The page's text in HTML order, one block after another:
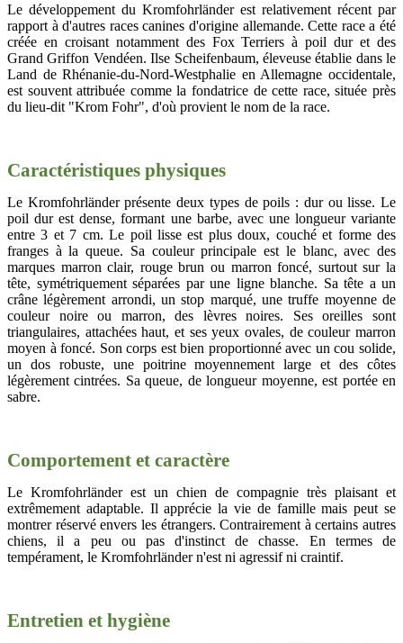
Le développement du Kromfohrländer est relativement récent par
rapport à d'autres races canines d'origine allemande. Cette race a été
créée en croisant notamment des Fox Terriers à poil dur et des
Grand Griffon Vendéen. Ilse Scheifenbaum, éleveuse établie dans le
Land de Rhénanie-du-Nord-Westphalie en Allemagne occidentale,
est souvent attribuée comme la fondatrice de cette race, située près
du lieu-dit "Krom Fohr", d'où provient le nom de la race.
Caractéristiques physiques
Le Kromfohrländer présente deux types de poils : dur ou lisse. Le
poil dur est dense, formant une barbe, avec une longueur variante
entre 3 et 7 cm. Le poil lisse est plus doux, couché et forme des
franges à la queue. Sa couleur principale est le blanc, avec des
marques marron clair, rouge brun ou marron foncé, surtout sur la
tête, symétriquement séparées par une ligne blanche. Sa tête a un
crâne légèrement arrondi, un stop marqué, une truffe moyenne de
couleur noire ou marron, des lèvres noires. Ses oreilles sont
triangulaires, attachées haut, et ses yeux ovales, de couleur marron
moyen à foncé. Son corps est bien proportionné avec un cou solide,
un dos robuste, une poitrine moyennement large et des côtes
légèrement cintrées. Sa queue, de longueur moyenne, est portée en
sabre.
Comportement et caractère
Le Kromfohrländer est un chien de compagnie très plaisant et
extrêmement adaptable. Il apprécie la vie de famille mais peut se
montrer réservé envers les étrangers. Contrairement à certains autres
chiens, il a peu ou pas d'instinct de chasse. En termes de
tempérament, le Kromfohrländer n'est ni agressif ni craintif.
Entretien et hygiène